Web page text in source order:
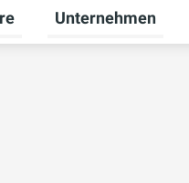
für Erneuerbare
Untermenü für
Unternehmen